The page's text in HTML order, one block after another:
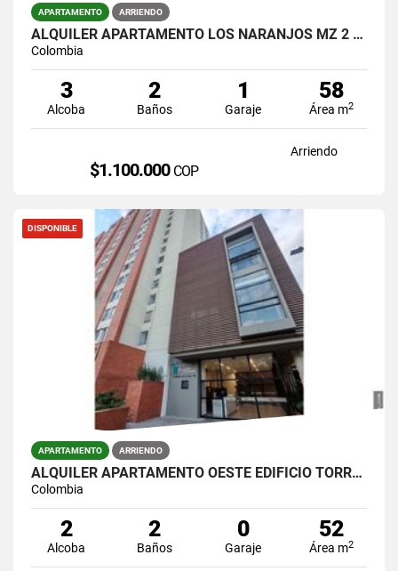
APARTAMENTO ARRIENDO
ALQUILER APARTAMENTO LOS NARANJOS MZ 2 JAMUNDI
Colombia
3
Alcoba
2
Baños
1
Garaje
58
Área m2
Arriendo
$1.100.000 COP
DISPONIBLE
APARTAMENTO ARRIENDO
ALQUILER APARTAMENTO OESTE EDIFICIO TORRES DE ALTAIR
Colombia
2
Alcoba
2
Baños
0
Garaje
52
Área m2